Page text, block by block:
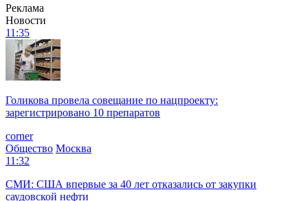
Реклама
Новости
11:35
Голикова провела совещание по нацпроекту:
зарегистрировано 10 препаратов
corner
Общество Москва
11:32
СМИ: США впервые за 40 лет отказались от закупки
саудовской нефти